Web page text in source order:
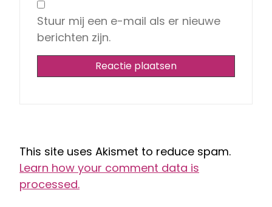
Stuur mij een e-mail als er nieuwe
berichten zijn.
This site uses Akismet to reduce spam.
Learn how your comment data is
processed.